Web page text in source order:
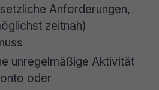
Anforderungen,
zeitnah)
unregelmäßige Aktivität
oder